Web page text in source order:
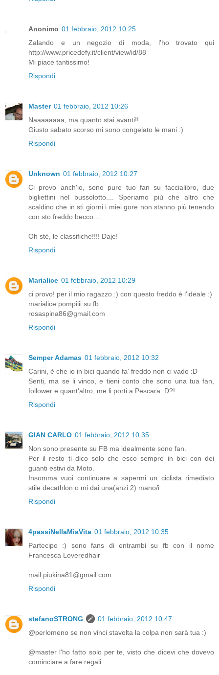
Anonimo 01 febbraio, 2012 10:25
Zalando e un negozio di moda, l'ho trovato qui
http://www.pricedefy.it/client/view/id/88
Mi piace tantissimo!
Rispondi
Master 01 febbraio, 2012 10:26
Naaaaaaaa, ma quanto stai avanti!!
Giusto sabato scorso mi sono congelato le mani :)
Rispondi
Unknown 01 febbraio, 2012 10:27
Ci provo anch'io, sono pure tuo fan su faccialibro, due
bigliettini nel bussolotto.... Speriamo più che altro che
scaldino che in sti giorni i miei gore non stanno più tenendo
con sto freddo becco....
Oh stè, le classifiche!!!! Daje!
Rispondi
Marialice 01 febbraio, 2012 10:29
ci provo! per il mio ragazzo :) con questo freddo è l'ideale :)
marialice pompilii su fb
rosaspina86@gmail.com
Rispondi
Semper Adamas 01 febbraio, 2012 10:32
Carini, è che io in bici quando fa' freddo non ci vado :D
Senti, ma se li vinco, e tieni conto che sono una tua fan,
follower e quant'altro, me li porti a Pescara :D?!
Rispondi
GIAN CARLO 01 febbraio, 2012 10:35
Non sono presente su FB ma idealmente sono fan.
Per il resto ti dico solo che esco sempre in bici con dei
guanti estivi da Moto.
Insomma vuoi continuare a sapermi un ciclista rimediato
stile decathlon o mi dai una(anzi 2) mano/i
Rispondi
4passiNellaMiaVita 01 febbraio, 2012 10:35
Partecipo :) sono fans di entrambi su fb con il nome
Francesca Loveredhair
mail piukina81@gmail.com
Rispondi
stefanoSTRONG
01 febbraio, 2012 10:47
@perlomeno se non vinci stavolta la colpa non sarà tua :)
@master l'ho fatto solo per te, visto che dicevi che dovevo
cominciare a fare regali